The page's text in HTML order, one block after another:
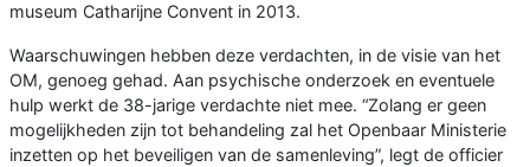
museum Catharijne Convent in 2013.
Waarschuwingen hebben deze verdachten, in de visie van het
OM, genoeg gehad. Aan psychische onderzoek en eventuele
hulp werkt de 38-jarige verdachte niet mee. “Zolang er geen
mogelijkheden zijn tot behandeling zal het Openbaar Ministerie
inzetten op het beveiligen van de samenleving”, legt de officier